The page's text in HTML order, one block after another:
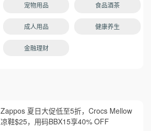
宠物用品 食品酒茶
成人用品 健康养生
金融理财
Zappos 夏日大促低至5折，Crocs Mellow
凉鞋$25，用码BBX15享40% OFF